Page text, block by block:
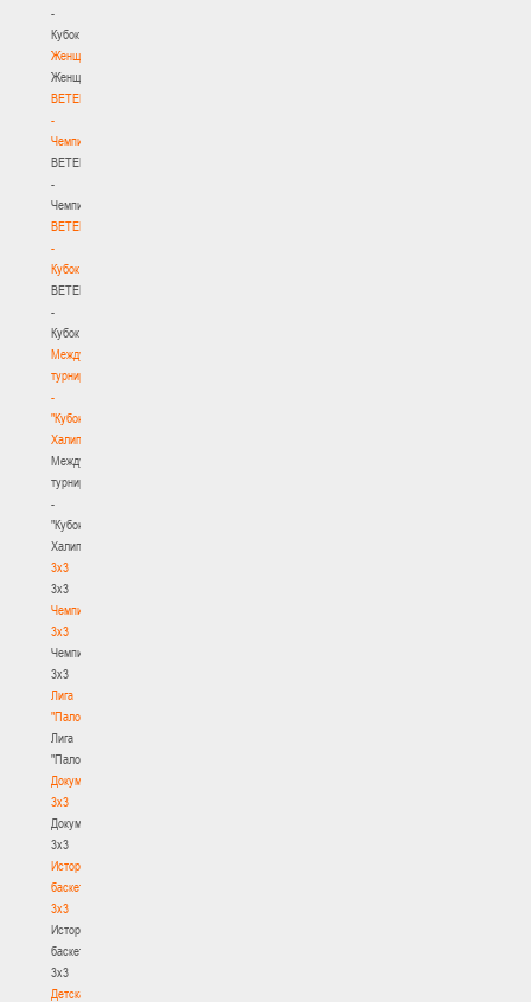
-
Кубок
Женщины
Женщины
BETERA
-
Чемпионат
BETERA
-
Чемпионат
BETERA
-
Кубок
BETERA
-
Кубок
Международный
турнир
-
"Кубок
Халипского"
Международный
турнир
-
"Кубок
Халипского"
3x3
3x3
Чемпионат
3х3
Чемпионат
3х3
Лига
"Палова"
Лига
"Палова"
Документы
3х3
Документы
3х3
История
баскетбола
3х3
История
баскетбола
3х3
Детская